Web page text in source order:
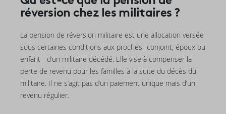
réversion chez les militaires ?
La pension de réversion militaire est une allocation versée
sous certaines conditions aux proches -conjoint, époux ou
enfant - d’un militaire décédé. Elle vise à compenser la
perte de revenu pour les familles à la suite du décès du
militaire. Il ne s’agit pas d’un paiement unique mais d’un
revenu régulier.